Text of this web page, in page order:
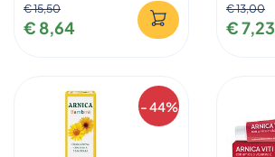
€ 15,50
€ 8,64
€ 13,00
€ 7,23
- 44%